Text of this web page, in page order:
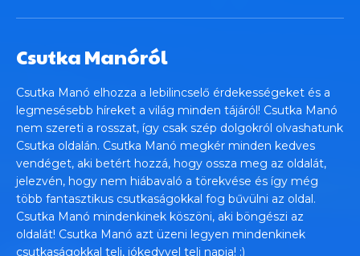
Csutka Manóról
Csutka Manó elhozza a lebilincselő érdekességeket és a
legmesésebb híreket a világ minden tájáról! Csutka Manó
nem szereti a rosszat, így csak szép dolgokról olvashatunk
Csutka oldalán. Csutka Manó megkér minden kedves
vendéget, aki betért hozzá, hogy ossza meg az oldalát,
jelezvén, hogy nem hiábavaló a törekvése és így még
több fantasztikus csutkaságokkal fog bűvülni az oldal.
Csutka Manó mindenkinek köszöni, aki böngészi az
oldalát! Csutka Manó azt üzeni legyen mindenkinek
csutkaságokkal teli, jókedvvel teli napja! :)